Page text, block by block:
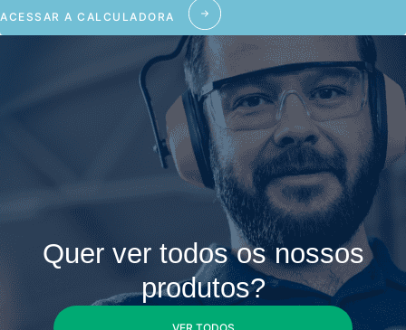
ACESSAR A CALCULADORA
Quer ver todos os nossos
produtos?